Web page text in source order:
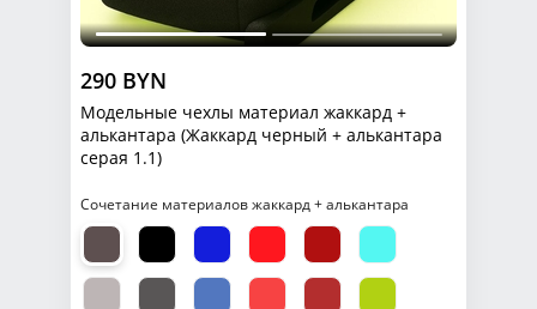
290 BYN
Модельные чехлы материал жаккард +
алькантара (Жаккард черный + алькантара
серая 1.1)
Сочетание материалов жаккард + алькантара